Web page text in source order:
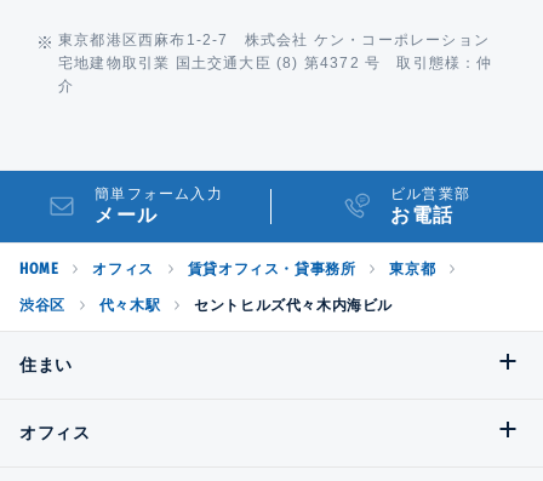
東京都港区西麻布1-2-7 株式会社 ケン・コーポレーション
宅地建物取引業 国土交通大臣 (8) 第4372 号 取引態様：仲
介
簡単フォーム入力
メール
ビル営業部
お電話
HOME オフィス 賃貸オフィス・貸事務所 東京都
渋谷区 代々木駅 セントヒルズ代々木内海ビル
住まい
オフィス